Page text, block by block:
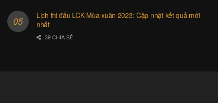
Lịch thi đấu LCK Mùa xuân 2023: Cập nhật kết quả mới
nhất
39 CHIA SẺ